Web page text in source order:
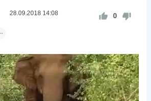
28.09.2018 14:08 0